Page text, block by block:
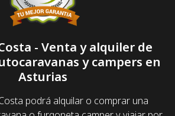
- Venta y alquiler de
y campers en
Asturias
podrá alquilar o comprar una